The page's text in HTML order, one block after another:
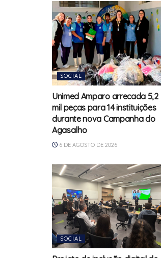
SOCIAL
Unimed Amparo arrecada 5,2
mil peças para 14 instituições
durante nova Campanha do
Agasalho
6 DE AGOSTO DE 2026
SOCIAL